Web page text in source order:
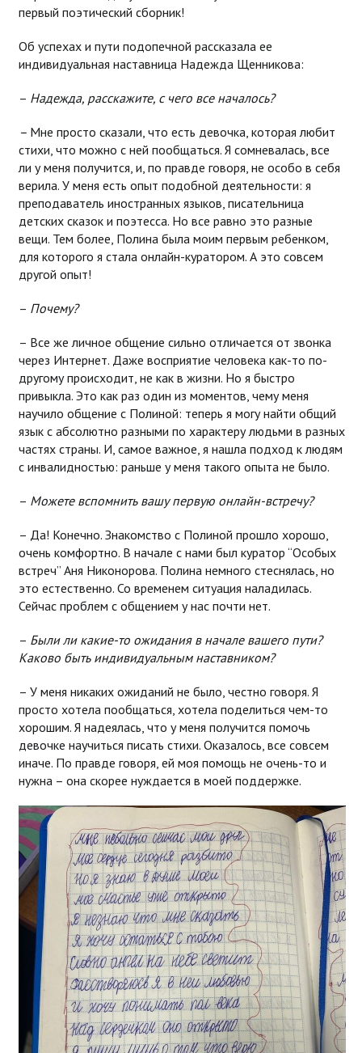
первый поэтический сборник!
Об успехах и пути подопечной рассказала ее
индивидуальная наставница Надежда Щенникова:
– Надежда, расскажите, с чего все началось?
– Мне просто сказали, что есть девочка, которая любит
стихи, что можно с ней пообщаться. Я сомневалась, все
ли у меня получится, и, по правде говоря, не особо в себя
верила. У меня есть опыт подобной деятельности: я
преподаватель иностранных языков, писательница
детских сказок и поэтесса. Но все равно это разные
вещи. Тем более, Полина была моим первым ребенком,
для которого я стала онлайн-куратором. А это совсем
другой опыт!
– Почему?
– Все же личное общение сильно отличается от звонка
через Интернет. Даже восприятие человека как-то по-
другому происходит, не как в жизни. Но я быстро
привыкла. Это как раз один из моментов, чему меня
научило общение с Полиной: теперь я могу найти общий
язык с абсолютно разными по характеру людьми в разных
частях страны. И, самое важное, я нашла подход к людям
с инвалидностью: раньше у меня такого опыта не было.
– Можете вспомнить вашу первую онлайн-встречу?
– Да! Конечно. Знакомство с Полиной прошло хорошо,
очень комфортно. В начале с нами был куратор “Особых
встреч” Аня Никонорова. Полина немного стеснялась, но
это естественно. Со временем ситуация наладилась.
Сейчас проблем с общением у нас почти нет.
– Были ли какие-то ожидания в начале вашего пути?
Каково быть индивидуальным наставником?
– У меня никаких ожиданий не было, честно говоря. Я
просто хотела пообщаться, хотела поделиться чем-то
хорошим. Я надеялась, что у меня получится помочь
девочке научиться писать стихи. Оказалось, все совсем
иначе. По правде говоря, ей моя помощь не очень-то и
нужна – она скорее нуждается в моей поддержке.